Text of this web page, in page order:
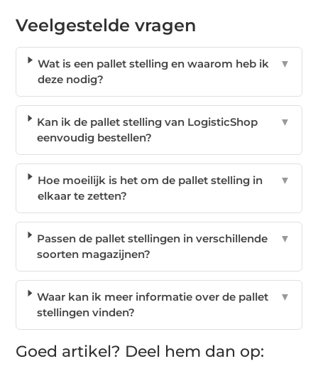
Veelgestelde vragen
Wat is een pallet stelling en waarom heb ik
deze nodig?
▼
Kan ik de pallet stelling van LogisticShop
eenvoudig bestellen?
▼
Hoe moeilijk is het om de pallet stelling in
elkaar te zetten?
▼
Passen de pallet stellingen in verschillende
soorten magazijnen?
▼
Waar kan ik meer informatie over de pallet
stellingen vinden?
▼
Goed artikel? Deel hem dan op: